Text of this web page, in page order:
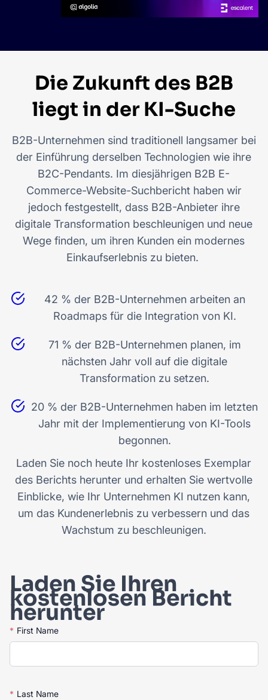
Die Zukunft des B2B
liegt in der KI-Suche
B2B-Unternehmen sind traditionell langsamer bei
der Einführung derselben Technologien wie ihre
B2C-Pendants. Im diesjährigen B2B E-
Commerce-Website-Suchbericht haben wir
jedoch festgestellt, dass B2B-Anbieter ihre
digitale Transformation beschleunigen und neue
Wege finden, um ihren Kunden ein modernes
Einkaufserlebnis zu bieten.
42 % der B2B-Unternehmen arbeiten an
Roadmaps für die Integration von KI.
71 % der B2B-Unternehmen planen, im
nächsten Jahr voll auf die digitale
Transformation zu setzen.
20 % der B2B-Unternehmen haben im letzten
Jahr mit der Implementierung von KI-Tools
begonnen.
Laden Sie noch heute Ihr kostenloses Exemplar
des Berichts herunter und erhalten Sie wertvolle
Einblicke, wie Ihr Unternehmen KI nutzen kann,
um das Kundenerlebnis zu verbessern und das
Wachstum zu beschleunigen.
Laden Sie Ihren
kostenlosen Bericht
herunter
* First Name
* Last Name